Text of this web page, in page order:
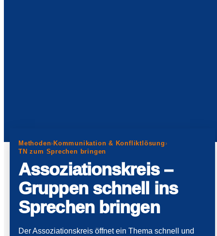
Methoden›Kommunikation & Konfliktlösung ›
TN zum Sprechen bringen
Assoziationskreis –
Gruppen schnell ins
Sprechen bringen
Der Assoziationskreis öffnet ein Thema schnell und